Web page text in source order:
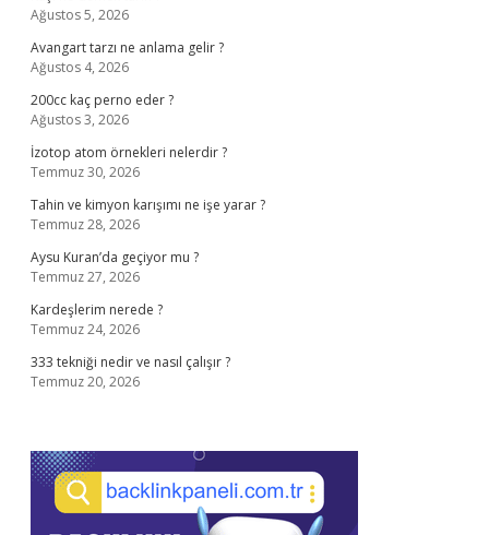
Ağustos 5, 2026
Avangart tarzı ne anlama gelir ?
Ağustos 4, 2026
200cc kaç perno eder ?
Ağustos 3, 2026
İzotop atom örnekleri nelerdir ?
Temmuz 30, 2026
Tahin ve kimyon karışımı ne işe yarar ?
Temmuz 28, 2026
Aysu Kuran’da geçiyor mu ?
Temmuz 27, 2026
Kardeşlerim nerede ?
Temmuz 24, 2026
333 tekniği nedir ve nasıl çalışır ?
Temmuz 20, 2026